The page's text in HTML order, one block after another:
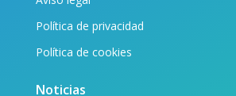
Política de privacidad
Política de cookies
Noticias